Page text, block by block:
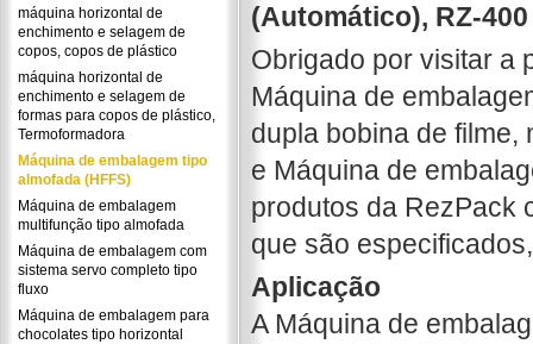
máquina horizontal de
enchimento e selagem de
copos, copos de plástico
máquina horizontal de
enchimento e selagem de
formas para copos de plástico,
Termoformadora
Máquina de embalagem tipo
almofada (HFFS)
Máquina de embalagem
multifunção tipo almofada
Máquina de embalagem com
sistema servo completo tipo
fluxo
Máquina de embalagem para
chocolates tipo horizontal
(Automático), RZ-400
Obrigado por visitar a
Máquina de
dupla bobina de filme,
e Máquina de
produtos da RezPack
que são
Aplicação
A Máquina de